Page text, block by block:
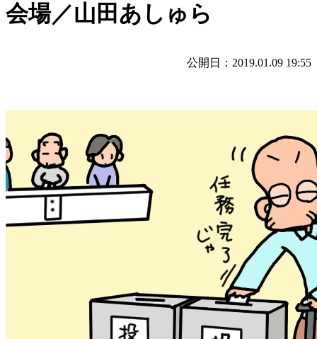
会場／山田あしゅら
公開日：2019.01.09 19:55